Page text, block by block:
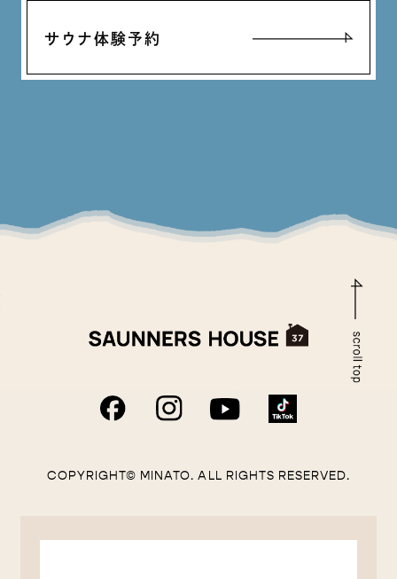
サウナ体験予約
COPYRIGHT© MINATO. ALL RIGHTS RESERVED.